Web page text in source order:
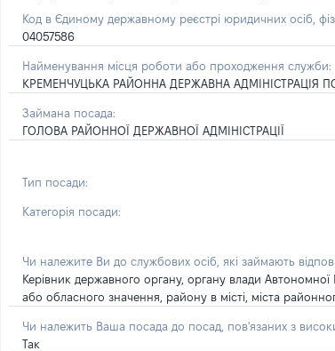
Код в Єдиному державному реєстрі юридичних осіб,
04057586
Найменування місця роботи або проходження служби:
КРЕМЕНЧУЦЬКА РАЙОННА ДЕРЖАВНА АДМІНІСТРАЦІЯ
Займана посада:
ГОЛОВА РАЙОННОЇ ДЕРЖАВНОЇ АДМІНІСТРАЦІЇ
Тип посади:
Категорія посади:
Чи належите Ви до службових осіб, які займають
Керівник державного органу, органу влади
або обласного значення, району в місті, міста
Чи належить Ваша посада до посад, пов'язаних з
Так